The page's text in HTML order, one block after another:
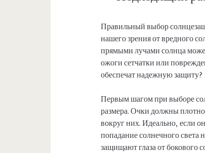
Правильный выбор
нашего зрения от вредного
прямыми лучами солнца
ожоги сетчатки или
обеспечат надежную защиту?
Первым шагом при выборе
размера. Очки должны плотно
вокруг них. Идеально, если
попадание солнечного
защищают глаза от бокового